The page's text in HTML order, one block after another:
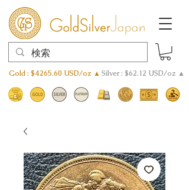
Gold : $4265.60 USD/oz ▲ Silver : $62.12 USD/oz ▲